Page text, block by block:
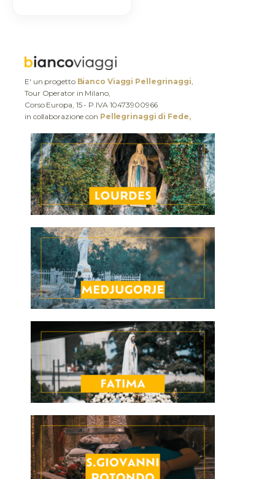
E' un progetto Bianco Viaggi Pellegrinaggi
Tour Operator in Milano,
Corso Europa, 15 - P.IVA 10473900966
in collaborazione con Pellegrinaggi di Fede,